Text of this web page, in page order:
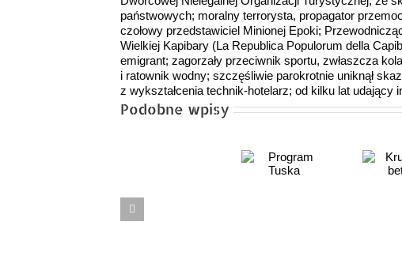
państwowych; moralny terrorysta, propagator
czołowy przedstawiciel Minionej Epoki;
Wielkiej Kapibary (La Republica Populorum della
emigrant; zagorzały przeciwnik sportu, zwłaszcza
i ratownik wodny; szczęśliwie parokrotnie uniknął
z wykształcenia technik-hotelarz; od kilku lat udający
Podobne wpisy